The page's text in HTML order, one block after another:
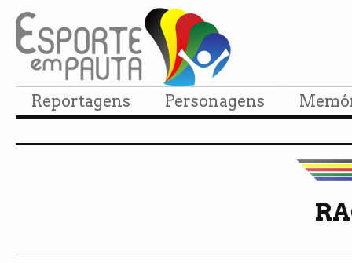
Reportagens Personagens